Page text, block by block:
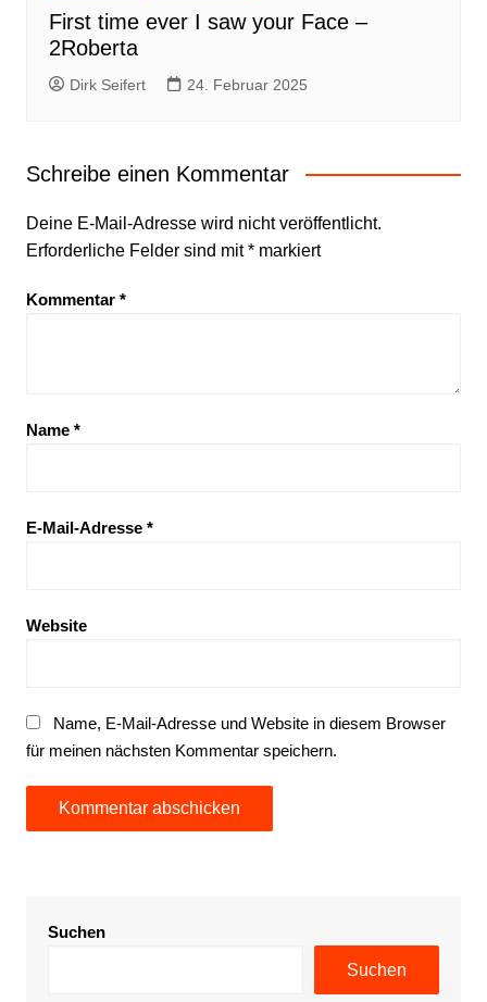
First time ever I saw your Face –
2Roberta
Dirk Seifert 24. Februar 2025
Schreibe einen Kommentar
Deine E-Mail-Adresse wird nicht veröffentlicht.
Erforderliche Felder sind mit*markiert
Kommentar *
Name *
E-Mail-Adresse *
Website
Name, E-Mail-Adresse und Website in diesem Browser
für meinen nächsten Kommentar speichern.
Suchen
Suchen